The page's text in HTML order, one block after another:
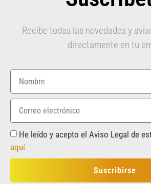
Recibe todas las novedades y
directamente en tu
He leído y acepto el Aviso Legal de
aquí
Suscribirse